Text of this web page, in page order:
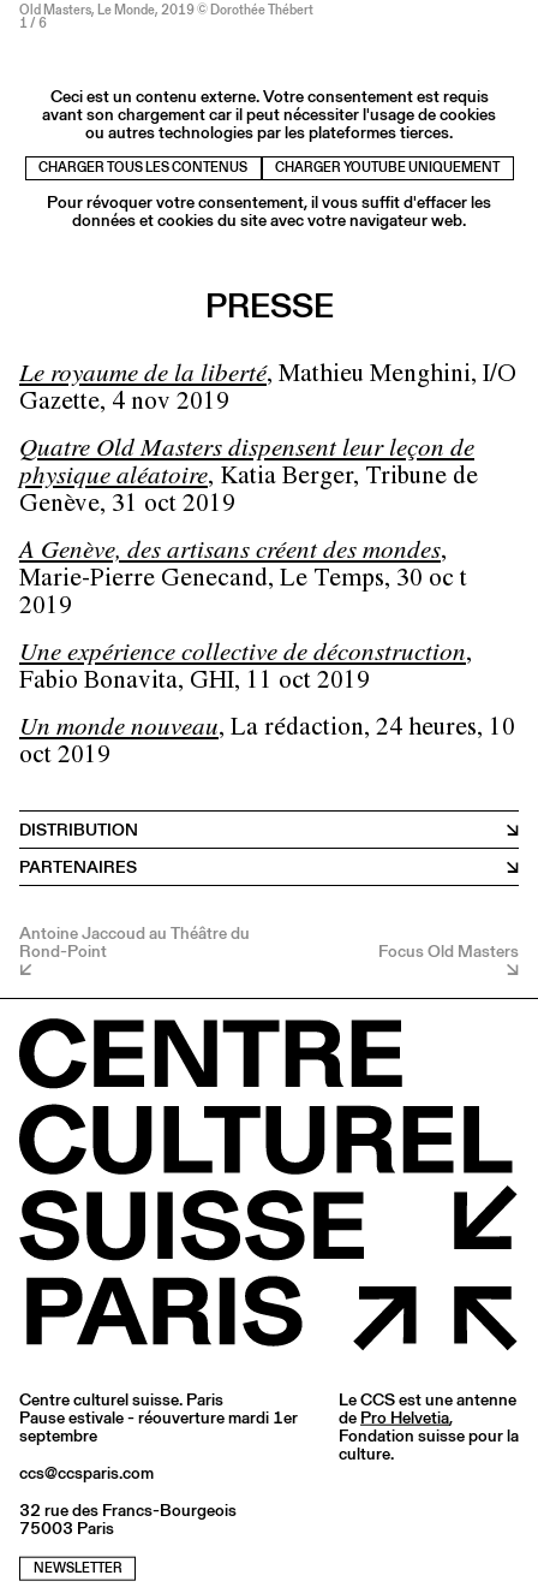
Old Masters, Le Monde, 2019 © Dorothée Thébert
1 / 6
Ceci est un contenu externe. Votre consentement est requis
avant son chargement car il peut nécessiter l'usage de cookies
ou autres technologies par les plateformes tierces.
CHARGER TOUS LES CONTENUS CHARGER YOUTUBE UNIQUEMENT
Pour révoquer votre consentement, il vous suffit d'effacer les
données et cookies du site avec votre navigateur web.
PRESSE
Le royaume de la liberté, Mathieu Menghini, I/O
Gazette, 4 nov 2019
Quatre Old Masters dispensent leur leçon de
physique aléatoire, Katia Berger, Tribune de
Genève, 31 oct 2019
A Genève, des artisans créent des mondes,
Marie-Pierre Genecand, Le Temps, 30 oc t
2019
Une expérience collective de déconstruction,
Fabio Bonavita, GHI, 11 oct 2019
Un monde nouveau, La rédaction, 24 heures, 10
oct 2019
DISTRIBUTION
PARTENAIRES
Antoine Jaccoud au Théâtre du
Rond-Point Focus Old Masters
Centre culturel suisse. Paris
Pause estivale - réouverture mardi 1er
septembre
ccs@ccsparis.com
32 rue des Francs-Bourgeois
75003 Paris
NEWSLETTER
Le CCS est une antenne
de Pro Helvetia,
Fondation suisse pour la
culture.